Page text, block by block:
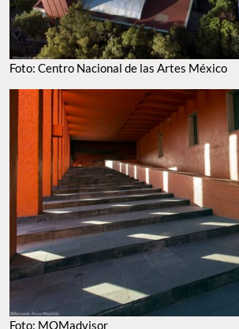
Foto: Centro Nacional de las Artes México
Foto: MOMadvisor